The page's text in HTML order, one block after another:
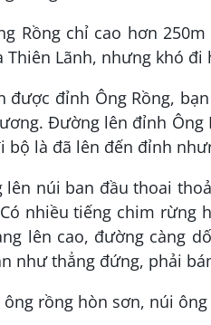
Rồng chỉ cao hơn
Thiên Lãnh, nhưng khó
được đỉnh Ông Rồng,
Đường lên đỉnh Ông
bộ là đã lên đến đỉnh
lên núi ban đầu thoai
nhiều tiếng chim rừng
lên cao, đường càng
như thẳng đứng, phải